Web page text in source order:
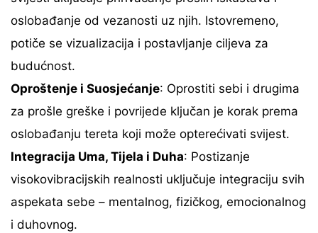
oslobađanje od vezanosti uz njih. Istovremeno,
potiče se vizualizacija i postavljanje ciljeva za
budućnost.
Oproštenje i Suosjećanje: Oprostiti sebi i drugima
za prošle greške i povrijede ključan je korak prema
oslobađanju tereta koji može opterećivati svijest.
Integracija Uma, Tijela i Duha: Postizanje
visokovibracijskih realnosti uključuje integraciju svih
aspekata sebe – mentalnog, fizičkog, emocionalnog
i duhovnog.